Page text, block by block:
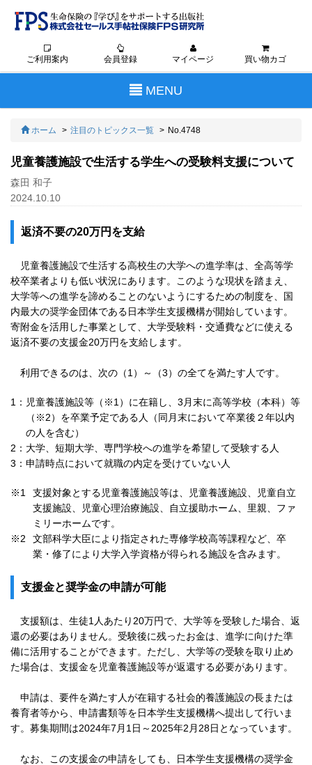
ご利用案内 会員登録 マイページ 買い物カゴ
Toggle
navigation
MENU
ホーム 注目のトピックス一覧 No.4748
児童養護施設で生活する学生への受験料支援について
森田 和子
2024.10.10
返済不要の20万円を支給
児童養護施設で生活する高校生の大学への進学率は、全高等学
校卒業者よりも低い状況にあります。このような現状を踏まえ、
大学等への進学を諦めることのないようにするための制度を、国
内最大の奨学金団体である日本学生支援機構が開始しています。
寄附金を活用した事業として、大学受験料・交通費などに使える
返済不要の支援金20万円を支給します。
利用できるのは、次の（1）～（3）の全てを満たす人です。
1： 児童養護施設等（※1）に在籍し、3月末に高等学校（本科）等
（※2）を卒業予定である人（同月末において卒業後２年以内
の人を含む）
2： 大学、短期大学、専門学校への進学を希望して受験する人
3： 申請時点において就職の内定を受けていない人
※1
支援対象とする児童養護施設等は、児童養護施設、児童自立
支援施設、児童心理治療施設、自立援助ホーム、里親、ファ
ミリーホームです。
※2
文部科学大臣により指定された専修学校高等課程など、卒
業・修了により大学入学資格が得られる施設を含みます。
支援金と奨学金の申請が可能
支援額は、生徒1人あたり20万円で、大学等を受験した場合、返
還の必要はありません。受験後に残ったお金は、進学に向けた準
備に活用することができます。ただし、大学等の受験を取り止め
た場合は、支援金を児童養護施設等が返還する必要があります。
申請は、要件を満たす人が在籍する社会的養護施設の長または
養育者等から、申請書類等を日本学生支援機構へ提出して行いま
す。募集期間は2024年7月1日～2025年2月28日となっています。
なお、この支援金の申請をしても、日本学生支援機構の奨学金